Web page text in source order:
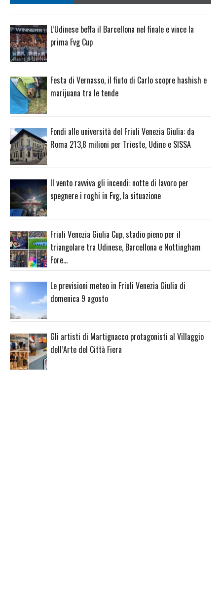
L’Udinese beffa il Barcellona nel finale e vince la
prima Fvg Cup
Festa di Vernasso, il fiuto di Carlo scopre hashish e
marijuana tra le tende
Fondi alle università del Friuli Venezia Giulia: da
Roma 213,8 milioni per Trieste, Udine e SISSA
Il vento ravviva gli incendi: notte di lavoro per
spegnere i roghi in Fvg, la situazione
Friuli Venezia Giulia Cup, stadio pieno per il
triangolare tra Udinese, Barcellona e Nottingham
Fore…
Le previsioni meteo in Friuli Venezia Giulia di
domenica 9 agosto
Gli artisti di Martignacco protagonisti al Villaggio
dell’Arte del Città Fiera